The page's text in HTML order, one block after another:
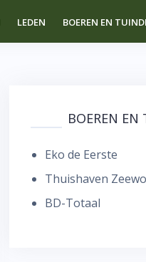
LEDEN BOEREN EN
BOEREN EN
Eko de Eerste
Thuishaven
BD-Totaal